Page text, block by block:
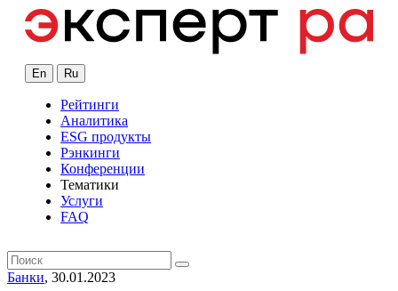
En Ru
Рейтинги
Аналитика
ESG продукты
Рэнкинги
Конференции
Тематики
Услуги
FAQ
Банки, 30.01.2023